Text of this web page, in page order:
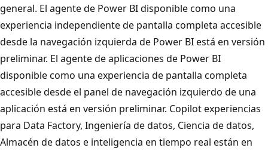
general. El agente de Power BI disponible como una
experiencia independiente de pantalla completa accesible
desde la navegación izquierda de Power BI está en versión
preliminar. El agente de aplicaciones de Power BI
disponible como una experiencia de pantalla completa
accesible desde el panel de navegación izquierdo de una
aplicación está en versión preliminar. Copilot experiencias
para Data Factory, Ingeniería de datos, Ciencia de datos,
Almacén de datos e inteligencia en tiempo real están en